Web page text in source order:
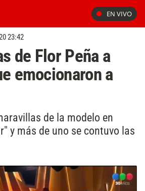
EN VIVO
23:42
de Flor Peña a
emocionaron a
de la modelo en
y más de uno se contuvo las